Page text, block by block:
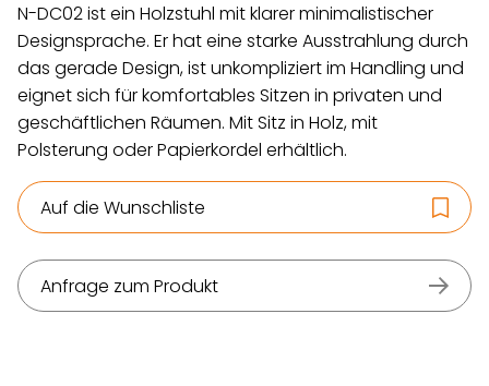
N-DC02 ist ein Holzstuhl mit klarer minimalistischer
Designsprache. Er hat eine starke Ausstrahlung durch
das gerade Design, ist unkompliziert im Handling und
eignet sich für komfortables Sitzen in privaten und
geschäftlichen Räumen. Mit Sitz in Holz, mit
Polsterung oder Papierkordel erhältlich.
Auf die Wunschliste
Anfrage zum Produkt